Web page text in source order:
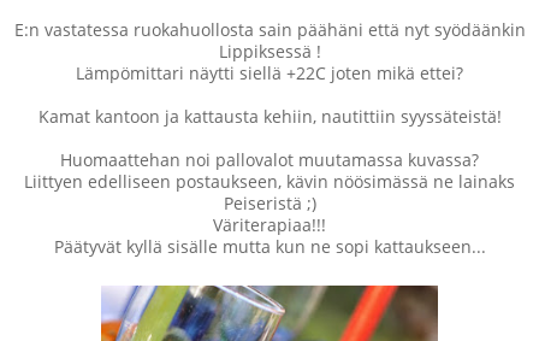
E:n vastatessa ruokahuollosta sain päähäni että nyt syödäänkin
Lippiksessä !
Lämpömittari näytti siellä +22C joten mikä ettei?
Kamat kantoon ja kattausta kehiin, nautittiin syyssäteistä!
Huomaattehan noi pallovalot muutamassa kuvassa?
Liittyen edelliseen postaukseen, kävin nöösimässä ne lainaks
Peiseristä ;)
Väriterapiaa!!!
Päätyvät kyllä sisälle mutta kun ne sopi kattaukseen...